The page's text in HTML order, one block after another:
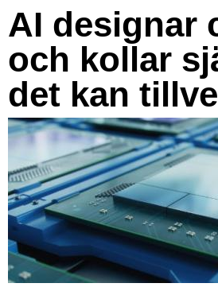
AI designar
och kollar
det kan